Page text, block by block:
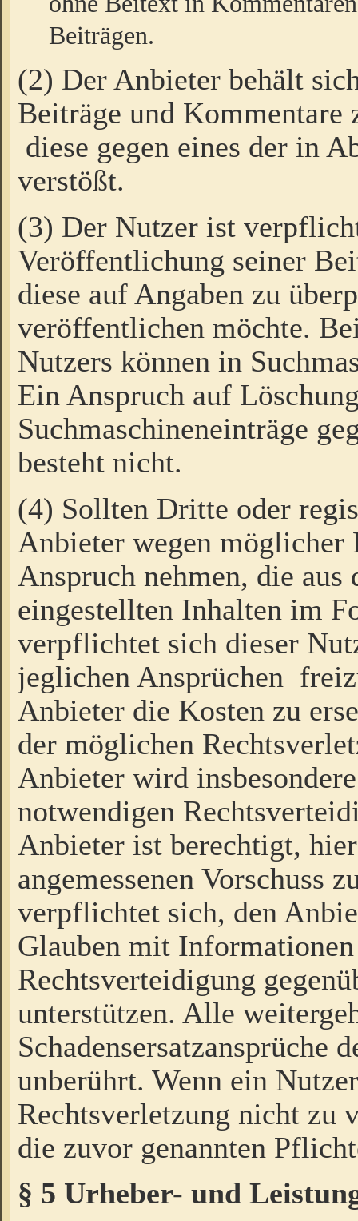
Beiträgen.
(2) Der Anbieter behält
Beiträge und Kommentare
diese gegen eines der in
verstößt.
(3) Der Nutzer ist
Veröffentlichung seiner
diese auf Angaben zu
veröffentlichen möchte.
Nutzers können in
Ein Anspruch auf
Suchmaschineneinträge
besteht nicht.
(4) Sollten Dritte oder
Anbieter wegen möglicher
Anspruch nehmen, die
eingestellten Inhalten im
verpflichtet sich dieser
jeglichen Ansprüchen
Anbieter die Kosten zu
der möglichen
Anbieter wird
notwendigen
Anbieter ist berechtigt,
angemessenen Vorschuss
verpflichtet sich, den
Glauben mit
Rechtsverteidigung
unterstützen. Alle
Schadensersatzansprüche
unberührt. Wenn ein
Rechtsverletzung nicht zu
die zuvor genannten
§ 5 Urheber- und